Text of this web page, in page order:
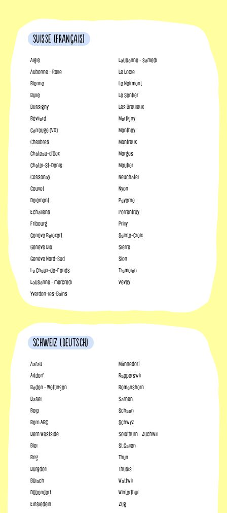
Suisse (français)
Aigle
Aubonne - Rolle
Bienne
Bulle
Bussigny
Bévilard
Carrouge (VD)
Chexbres
Château-d’Oex
Châtel-St-Denis
Cossonay
Couvet
Delémont
Echallens
Fribourg
Genève Balexert
Genève Bio
Genève Nord-Sud
La Chaux-de-Fonds
Lausanne - mercredi
Lausanne - samedi
Le Locle
Le Noirmont
Le Sentier
Les Breuleux
Martigny
Monthey
Montreux
Morges
Moutier
Neuchâtel
Nyon
Payerne
Porrentruy
Prilly
Sainte-Croix
Sierre
Sion
Tramelan
Vevey
Yverdon-les-Bains
Schweiz (Deutsch)
Aarau
Altdorf
Baden - Wettingen
Basel
Belp
Bern ABC
Bern Westside
Biel
Brig
Burgdorf
Bülach
Dübendorf
Einsiedeln
Männedorf
Rapperswil
Romanshorn
Sarnen
Schaan
Schwyz
Solothurn - Zuchwil
St.Gallen
Thun
Thusis
Wattwil
Winterthur
Zug